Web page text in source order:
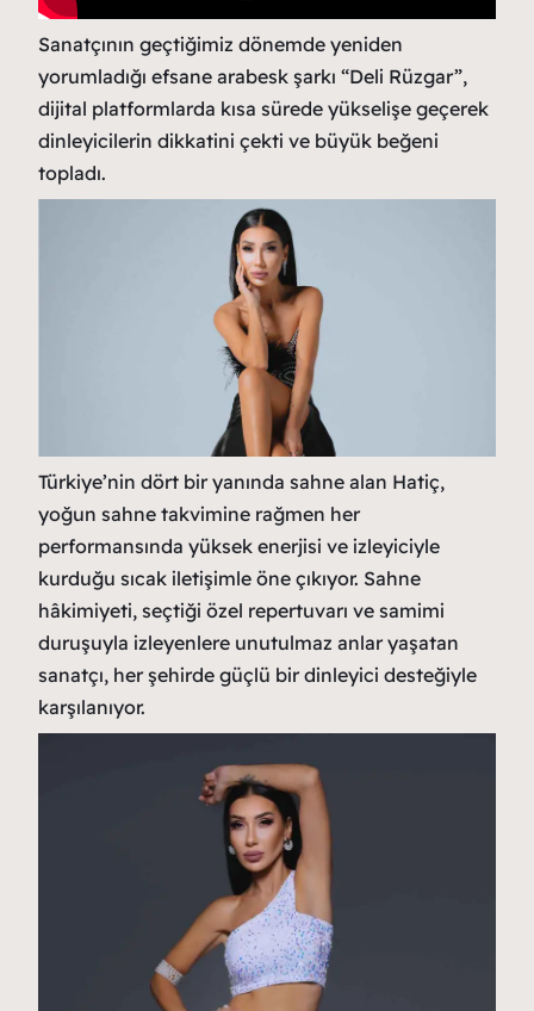
Sanatçının geçtiğimiz dönemde yeniden
yorumladığı efsane arabesk şarkı “Deli Rüzgar”,
dijital platformlarda kısa sürede yükselişe geçerek
dinleyicilerin dikkatini çekti ve büyük beğeni
topladı.
Türkiye’nin dört bir yanında sahne alan Hatiç,
yoğun sahne takvimine rağmen her
performansında yüksek enerjisi ve izleyiciyle
kurduğu sıcak iletişimle öne çıkıyor. Sahne
hâkimiyeti, seçtiği özel repertuvarı ve samimi
duruşuyla izleyenlere unutulmaz anlar yaşatan
sanatçı, her şehirde güçlü bir dinleyici desteğiyle
karşılanıyor.